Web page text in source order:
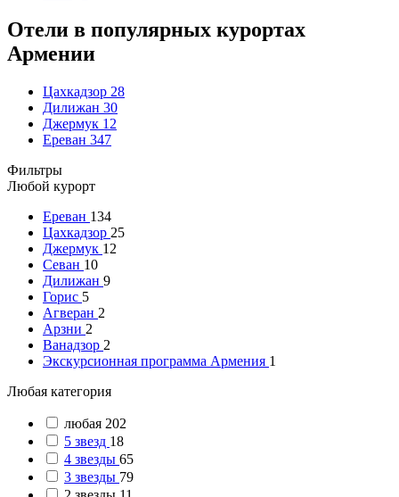
Отели в популярных курортах
Армении
Цахкадзор 28
Дилижан 30
Джермук 12
Ереван 347
Фильтры
Любой курорт
Ереван 134
Цахкадзор 25
Джермук 12
Севан 10
Дилижан 9
Горис 5
Агверан 2
Арзни 2
Ванадзор 2
Экскурсионная программа Армения 1
Любая категория
любая 202
5 звезд 18
4 звезды 65
3 звезды 79